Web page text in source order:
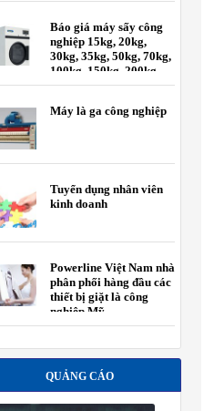
Báo giá máy sấy công
nghiệp 15kg, 20kg,
30kg, 35kg, 50kg, 70kg,
100kg, 150kg, 200kg
Máy là ga công nghiệp
Tuyển dụng nhân viên
kinh doanh
Powerline Việt Nam nhà
phân phối hàng đầu các
thiết bị giặt là công
nghiệp Mỹ.
QUẢNG CÁO